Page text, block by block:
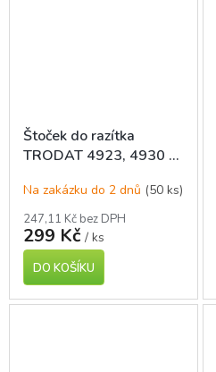
Štoček do razítka
TRODAT 4923, 4930 a
Na zakázku do 2 dnů (50 ks)
247,11 Kč bez DPH
299 Kč / ks
DO KOŠÍKU